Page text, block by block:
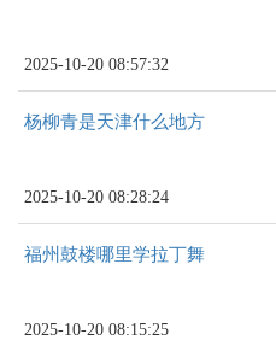
2025-10-20 08:57:32
杨柳青是天津什么地方
2025-10-20 08:28:24
福州鼓楼哪里学拉丁舞
2025-10-20 08:15:25